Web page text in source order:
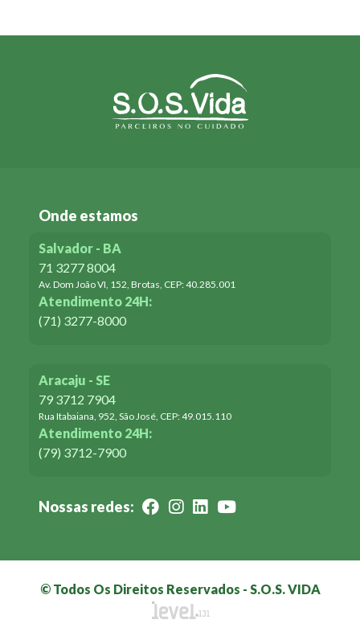
Onde estamos
Salvador - BA
71 3277 8004
Av. Dom João VI, 152, Brotas, CEP: 40.285.001
Atendimento 24H:
(71) 3277-8000
Aracaju - SE
79 3712 7904
Rua Itabaiana, 952, São José, CEP: 49.015.110
Atendimento 24H:
(79) 3712-7900
Nossas redes:
© Todos Os Direitos Reservados - S.O.S. VIDA